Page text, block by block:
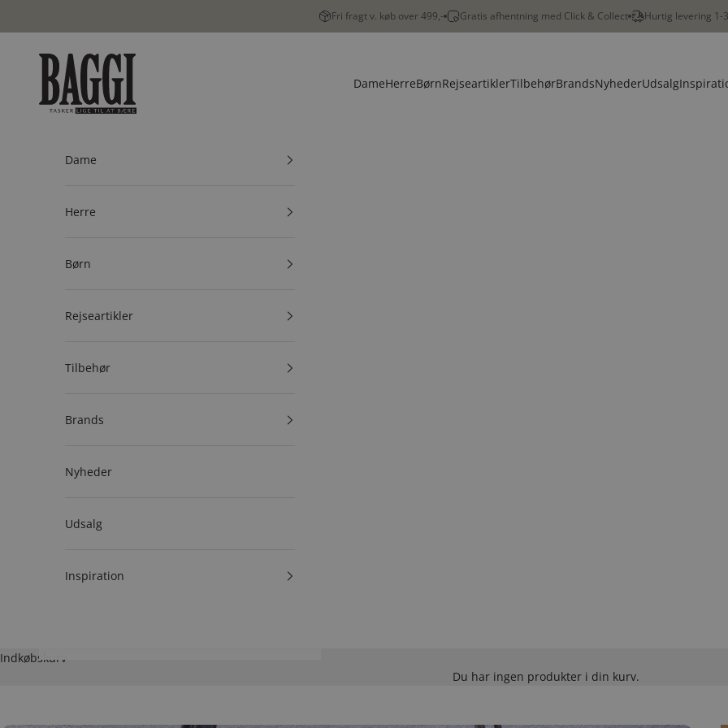
Fri fragt v. køb over 499,- Gratis afhentning med Click & Collect Hurtig levering 1-
BAGGI
DameHerreBørnRejseartiklerTilbehørBrandsNyhederUdsalg
Dame
Herre
Børn
Rejseartikler
Tilbehør
Brands
Nyheder
Udsalg
Inspiration
Indkøbskurv
Du har ingen produkter i din kurv.